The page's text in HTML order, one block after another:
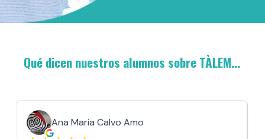
Qué dicen nuestros alumnos sobre TÀLEM...